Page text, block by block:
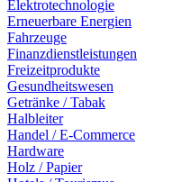
Elektrotechnologie
Erneuerbare Energien
Fahrzeuge
Finanzdienstleistungen
Freizeitprodukte
Gesundheitswesen
Getränke / Tabak
Halbleiter
Handel / E-Commerce
Hardware
Holz / Papier